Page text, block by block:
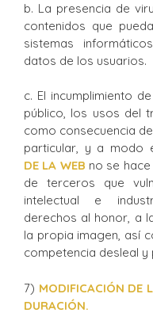
b. La presencia de
contenidos que
sistemas
datos de los usuarios.
c. El incumplimiento
público, los usos del
como consecuencia
particular, y a modo
DE LA WEB no se
de terceros que
intelectual e
derechos al honor, a
la propia imagen, así
competencia desleal y
7) MODIFICACIÓN DE
DURACIÓN.